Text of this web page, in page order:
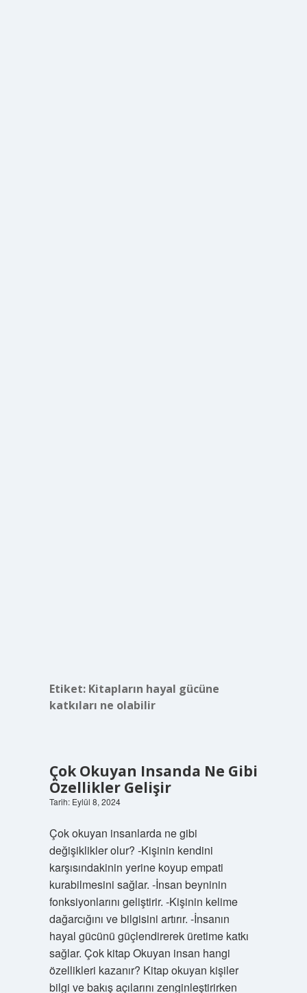
Etiket: Kitapların hayal gücüne
katkıları ne olabilir
Çok Okuyan Insanda Ne Gibi
Özellikler Gelişir
Tarih: Eylül 8, 2024
Çok okuyan insanlarda ne gibi
değişiklikler olur? -Kişinin kendini
karşısındakinin yerine koyup empati
kurabilmesini sağlar. -İnsan beyninin
fonksiyonlarını geliştirir. -Kişinin kelime
dağarcığını ve bilgisini artırır. -İnsanın
hayal gücünü güçlendirerek üretime katkı
sağlar. Çok kitap Okuyan insan hangi
özellikleri kazanır? Kitap okuyan kişiler
bilgi ve bakış açılarını zenginleştirirken